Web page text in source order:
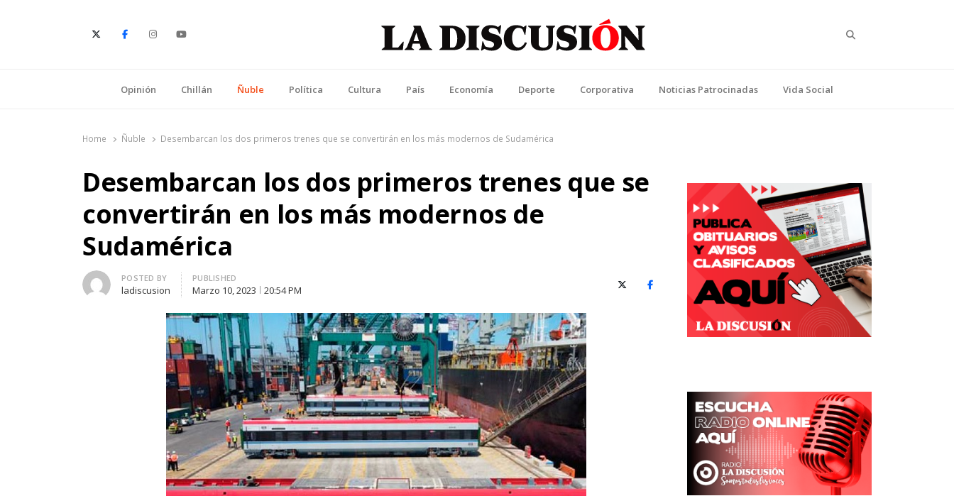
Opinión Chillán Ñuble Política Cultura País Economía Deporte Corporativa Noticias Patrocinadas Vida Social
Home Ñuble Desembarcan los dos primeros trenes que se convertirán en los más modernos de Sudamérica
Desembarcan los dos primeros trenes que se
convertirán en los más modernos de
Sudamérica
Author
POSTED BY
ladiscusion
PUBLISHED
Marzo 10, 2023 20:54 PM X (Twitter)Facebook